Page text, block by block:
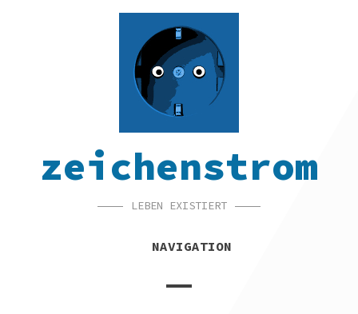
zeichenstrom
LEBEN EXISTIERT
NAVIGATION